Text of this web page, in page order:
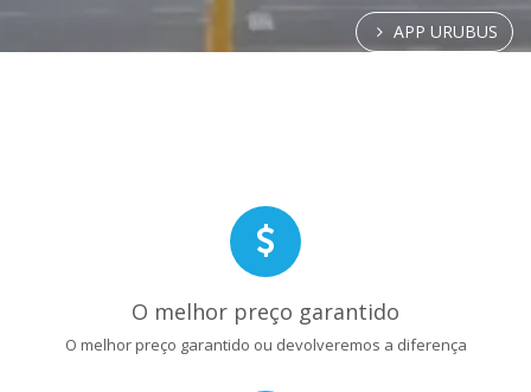
APP URUBUS
O melhor preço garantido
O melhor preço garantido ou devolveremos a diferença